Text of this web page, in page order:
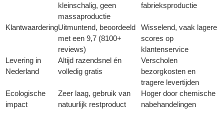
kleinschalig, geen
massaproductie
fabrieksproductie
KlantwaarderingUitmuntend, beoordeeld
met een 9,7 (8100+
reviews)
Wisselend, vaak lagere
scores op
klantenservice
Levering in
Nederland
Altijd razendsnel én
volledig gratis
Verscholen
bezorgkosten en
tragere levertijden
Ecologische
impact
Zeer laag, gebruik van
natuurlijk restproduct
Hoger door chemische
nabehandelingen